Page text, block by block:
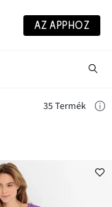
AZ APPHOZ
35 Termék